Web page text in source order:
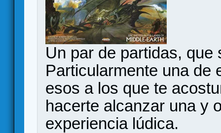
Un par de partidas,
Particularmente una de
esos a los que te
hacerte alcanzar una y
experiencia lúdica.